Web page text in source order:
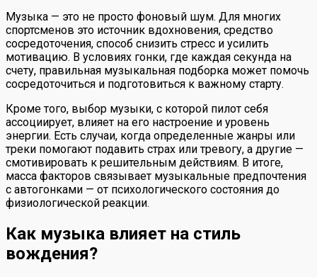
Музыка — это не просто фоновый шум. Для многих
спортсменов это источник вдохновения, средство
сосредоточения, способ снизить стресс и усилить
мотивацию. В условиях гонки, где каждая секунда на
счету, правильная музыкальная подборка может помочь
сосредоточиться и подготовиться к важному старту.
Кроме того, выбор музыки, с которой пилот себя
ассоциирует, влияет на его настроение и уровень
энергии. Есть случаи, когда определенные жанры или
треки помогают подавить страх или тревогу, а другие —
смотивировать к решительным действиям. В итоге,
масса факторов связывает музыкальные предпочтения
с автогонками — от психологического состояния до
физиологической реакции.
Как музыка влияет на стиль
вождения?